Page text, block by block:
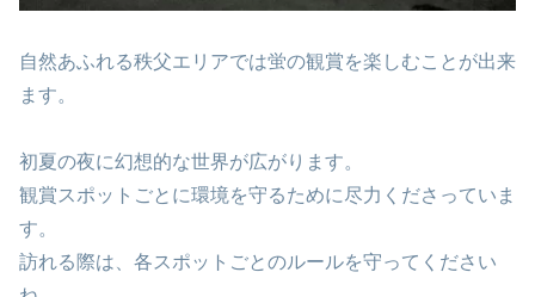
自然あふれる秩父エリアでは蛍の観賞を楽しむことが出来
ます。
初夏の夜に幻想的な世界が広がります。
観賞スポットごとに環境を守るために尽力くださっていま
す。
訪れる際は、各スポットごとのルールを守ってください